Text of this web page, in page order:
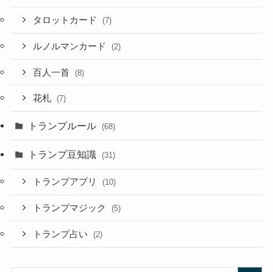
タロットカード (7)
ルノルマンカード (2)
百人一首 (8)
花札 (7)
トランプルール (68)
トランプ豆知識 (31)
トランプアプリ (10)
トランプマジック (5)
トランプ占い (2)